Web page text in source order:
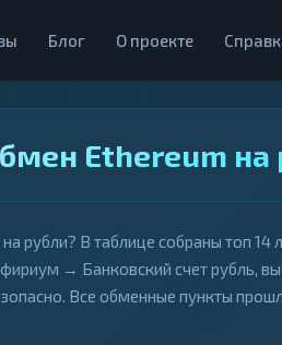
Блог О проекте
Ethereum на
рубли? В таблице собраны топ
→ Банковский счет рубль,
Все обменные пункты